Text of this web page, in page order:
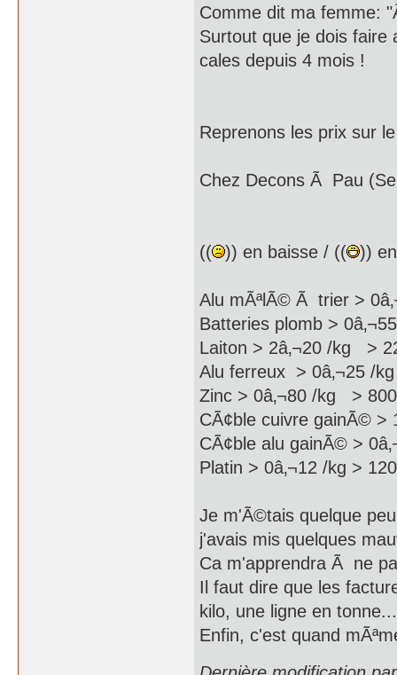
Comme dit ma femme:
Surtout que je dois faire
cales depuis 4 mois !
Reprenons les prix sur
Chez Decons Ã Pau
(( )) en baisse / (( ))
Alu mÃªlÃ© Ã trier >
Batteries plomb >
Laiton > 2â‚¬20 /kg >
Alu ferreux > 0â‚¬25 /
Zinc > 0â‚¬80 /kg >
CÃ¢ble cuivre gainÃ© >
CÃ¢ble alu gainÃ© >
Platin > 0â‚¬12 /kg >
Je m'Ã©tais quelque
j'avais mis quelques
Ca m'apprendra Ã ne
Il faut dire que les
kilo, une ligne en tonne...
Enfin, c'est quand